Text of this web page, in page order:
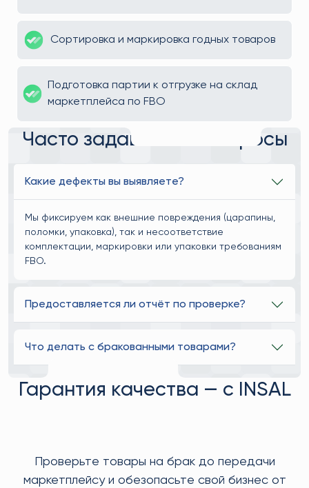
Сортировка и маркировка годных товаров
Подготовка партии к отгрузке на склад
маркетплейса по FBO
Часто задаваемые вопросы
Какие дефекты вы выявляете?
Мы фиксируем как внешние повреждения (царапины,
поломки, упаковка), так и несоответствие
комплектации, маркировки или упаковки требованиям
FBO.
Предоставляется ли отчёт по проверке?
Что делать с бракованными товарами?
Гарантия качества — с INSAL
Проверьте товары на брак до передачи
маркетплейсу и обезопасьте свой бизнес от